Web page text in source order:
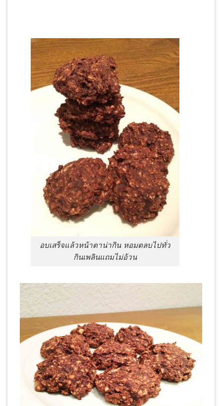
อบเสร็จแล้วหน้าตาน่ากิน หอมตลบไปทั่ว
กินเพลินแถมไม่อ้วน